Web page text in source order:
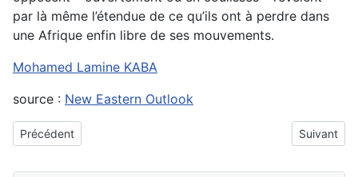
par là même l’étendue de ce qu’ils ont à perdre dans
une Afrique enfin libre de ses mouvements.
Mohamed Lamine KABA
source : New Eastern Outlook
Article précédent : Le président russe a exposé les principes
Précédent Article
Suivant